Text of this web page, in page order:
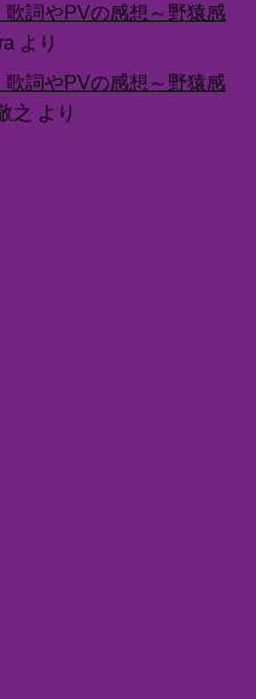
詞やPVの感想～野猿感
より
詞やPVの感想～野猿感
之 より